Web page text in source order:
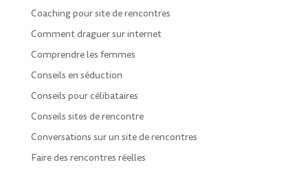
Coaching pour site de rencontres
Comment draguer sur internet
Comprendre les femmes
Conseils en séduction
Conseils pour célibataires
Conseils sites de rencontre
Conversations sur un site de rencontres
Faire des rencontres réelles